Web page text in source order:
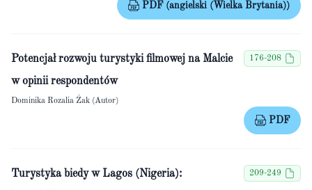
PDF (angielski (Wielka Brytania))
Potencjał rozwoju turystyki filmowej na Malcie
w opinii respondentów
176-208
Dominika Rozalia Żak (Autor)
PDF
Turystyka biedy w Lagos (Nigeria):
209-249